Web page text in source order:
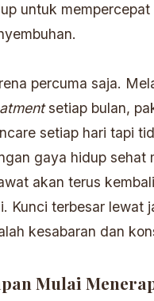
untuk mempercepat
percuma saja.
setiap bulan,
setiap hari tapi
gaya hidup sehat
akan terus
Kunci terbesar lewat
kesabaran dan
Mulai